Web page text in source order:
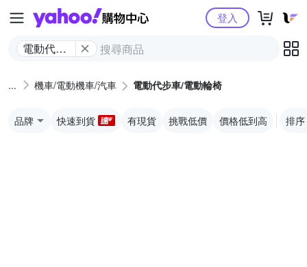
Yahoo購物中心
電動代步
椅
登入
機車/電動機車/汽車 電動代步車/電動輪椅
品牌 快速到貨 有現貨 挑戰低價 價格低到高 排序